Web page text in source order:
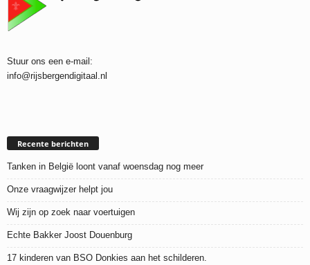
Stuur ons een e-mail:
info@rijsbergendigitaal.nl
Recente berichten
Tanken in België loont vanaf woensdag nog meer
Onze vraagwijzer helpt jou
Wij zijn op zoek naar voertuigen
Echte Bakker Joost Douenburg
17 kinderen van BSO Donkies aan het schilderen.